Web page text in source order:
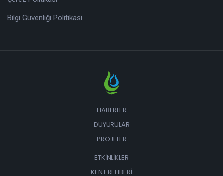
Bilgi Güvenliği Politikasi
HABERLER
DUYURULAR
PROJELER
ETKINLIKLER
KENT REHBERI